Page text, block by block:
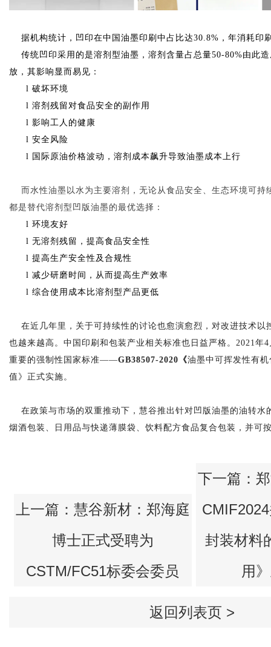
据机构统计，凹印在中国油墨印刷中占比达30.8%，年消耗印
传统凹印采用的是溶剂型油墨，溶剂含量占总量
放，其影响显而易见：
l 破坏环境
l 溶剂残留对食品安全的副作用
l 影响工人的健康
l 安全风险
l 国际原油价格波动，溶剂成本飙升导致油墨成本上行
都是替代溶剂型凹版油墨的最优选择：
l 环境友好
l 无溶剂残留，提高食品安全性
l 提高生产安全性及合规性
l 减少研磨时间，从而提高生产效率
l 综合使用成本比溶剂型产品更低
也越来越高。 中国 印刷和包装产业相关标准也日益严格。
重要的强制性国家标准——GB38507-2020 《油墨中可挥发性有
值》正式实施。
烟酒包装、日用品与快递薄膜袋、饮料配方食品复合包装，并可
CSTM/FC51标委会委员 用
返回列表页 >